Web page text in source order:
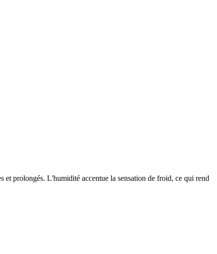
et prolongés. L'humidité accentue la sensation de froid, ce qui rend